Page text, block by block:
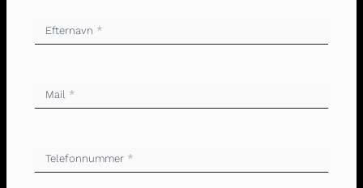
Efternavn *
Mail *
Telefonnummer *